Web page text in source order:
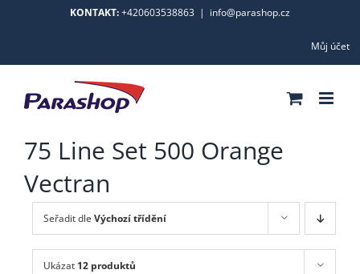
KONTAKT:+420603538863 | info@parashop.cz
Můj účet
75 Line Set 500 Orange
Vectran
Seřadit dle Výchozí třídění
Ukázat 12 produktů